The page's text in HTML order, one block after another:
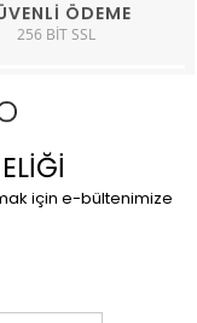
ÖDEME
256 BİT SSL
için e-bültenimize